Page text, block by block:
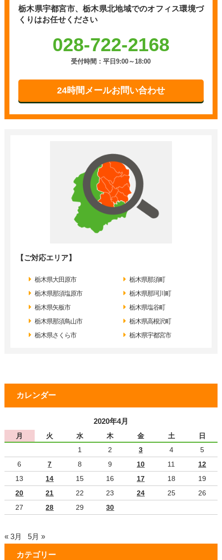
栃木県宇都宮市、栃木県北地域でのオフィス環境づ
くりはお任せください
028-722-2168
受付時間：平日9:00～18:00
24時間メールお問い合わせ
【ご対応エリア】
栃木県大田原市
栃木県那須塩原市
栃木県矢板市
栃木県那須鳥山市
栃木県さくら市
栃木県那須町
栃木県那珂川町
栃木県塩谷町
栃木県高根沢町
栃木県宇都宮市
カレンダー
2020年4月
月 火 水 木 金 土
日
1
2 3 4
5
6
7 8 9 10 11
12
13
14 15 16 17 18
19
20
21 22 23 24 25
26
27
28 29 30
« 3月 5月 »
カテゴリー